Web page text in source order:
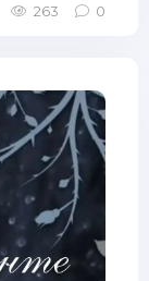
263 0